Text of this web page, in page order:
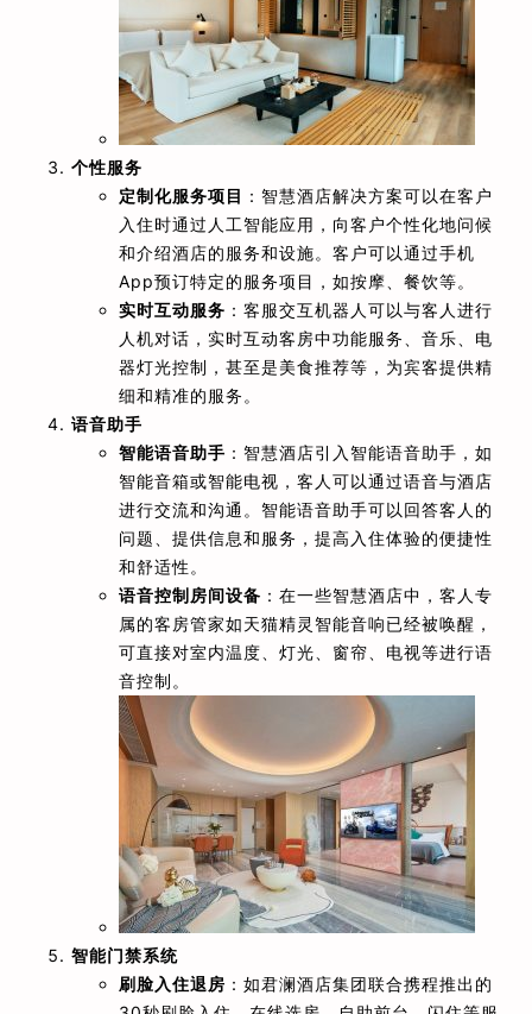
个性服务
定制化服务项目 ：智慧酒店解决方案可以在客户
入住时通过人工智能应用，向客户个性化地问候
和介绍酒店的服务和设施。客户可以通过手机
App预订特定的服务项目，如按摩、餐饮等。
实时互动服务 ：客服交互机器人可以与客人进行
人机对话，实时互动客房中功能服务、音乐、电
器灯光控制，甚至是美食推荐等，为宾客提供精
细和精准的服务。
语音助手
智能语音助手 ：智慧酒店引入智能语音助手，如
智能音箱或智能电视，客人可以通过语音与酒店
进行交流和沟通。智能语音助手可以回答客人的
问题、提供信息和服务，提高入住体验的便捷性
和舒适性。
语音控制房间设备 ：在一些智慧酒店中，客人专
属的客房管家如天猫精灵智能音响已经被唤醒，
可直接对室内温度、灯光、窗帘、电视等进行语
音控制。
智能门禁系统
刷脸入住退房 ：如君澜酒店集团联合携程推出的